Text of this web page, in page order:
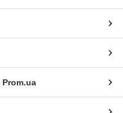
Prom.ua